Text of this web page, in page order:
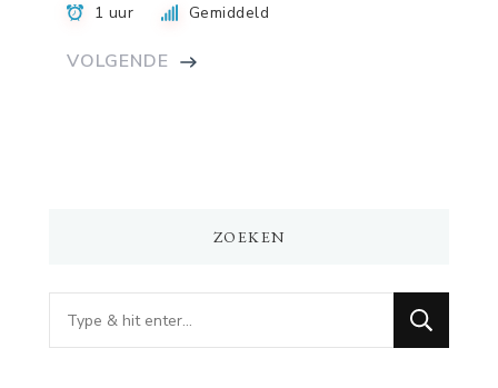
1 uur Gemiddeld
VOLGENDE
ZOEKEN
Op
zoek